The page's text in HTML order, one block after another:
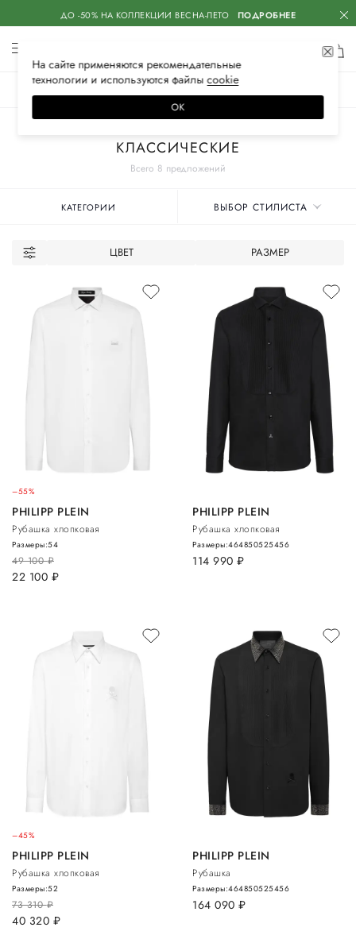
ДО -50% НА КОЛЛЕКЦИИ ВЕСНА-ЛЕТО ПОДРОБНЕЕ
Всего 8 предложений
КЛАССИЧЕСКИЕ
КАТЕГОРИИ ВЫБОР СТИЛИСТА
ЦВЕТ РАЗМЕР
–55%
PHILIPP PLEIN
Рубашка хлопковая
49 100руб.
22 100 руб.
Размеры:54
PHILIPP PLEIN
Рубашка хлопковая
114 990 руб.
Размеры:464850525456
–45%
PHILIPP PLEIN
Рубашка хлопковая
73 310руб.
40 320 руб.
Размеры:52
PHILIPP PLEIN
Рубашка
164 090 руб.
Размеры:464850525456
На сайте применяются рекомендательные
технологии и используются файлысооkiе
ОК